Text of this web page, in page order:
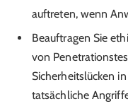
auftreten, wenn
Beauftragen Sie
von
Sicherheitslücken
tatsächliche